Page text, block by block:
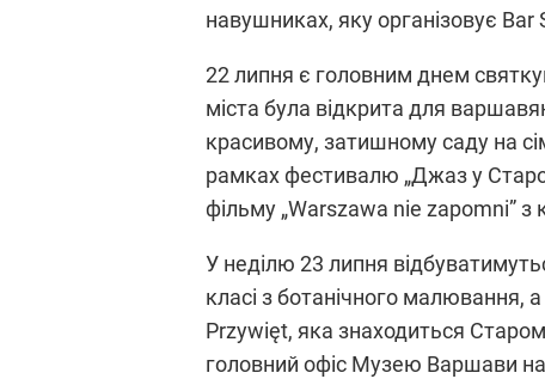
навушниках, яку організовує Bar
22 липня є головним днем
міста була відкрита для
красивому, затишному саду на
рамках фестивалю „Джаз у
фільму „Warszawa nie zapomni” з
У неділю 23 липня
класі з ботанічного малювання,
Przywięt, яка знаходиться
головний офіс Музею Варшави на